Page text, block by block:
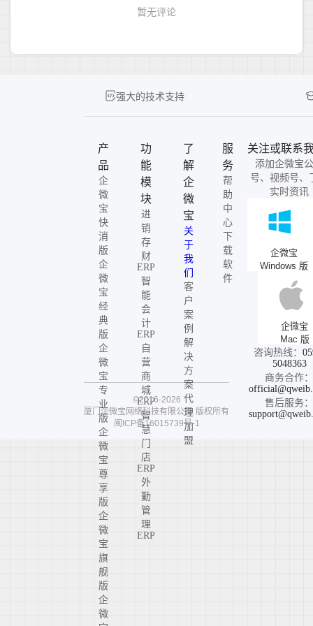
强大的技术支持
产
品
企
微
宝
快
消
版
企
微
宝
经
典
版
企
微
宝
专
业
版
企
微
宝
尊
享
版
企
微
宝
旗
舰
版
企
微
功
能
模
块
进
销
存
财
ERP
智
能
会
计
ERP
自
营
商
城
ERP
智
慧
门
店
ERP
外
勤
管
理
ERP
了
解
企
微
宝
关
于
我
们
客
户
案
例
解
决
方
案
代
理
加
盟
服
务
帮
助
中
心
下
载
软
件
关注或联系
添加企微宝
号、视频号、
实时资讯
企微宝
Windows 版
企微宝
Mac 版
咨询热线：
5048363
商务合作：
售后服务：
©2016-2026
厦门企微宝网络科技有限公司 版权所有
闽ICP备16015739号-1